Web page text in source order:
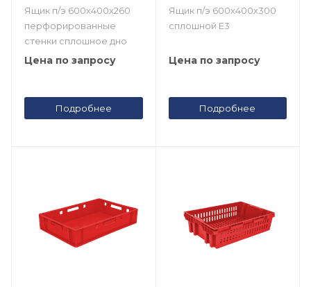
Ящик п/э 600х400х260
перфорированные
стенки сплошное дно
Цена по запросу
Подробнее
Ящик п/э 600х400х300
сплошной Е3
Цена по запросу
Подробнее